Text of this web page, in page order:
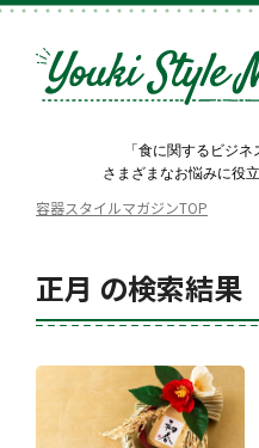
「食に関するビジ
さまざまなお悩みに役
容器スタイルマガジンTOP
正月 の検索結果